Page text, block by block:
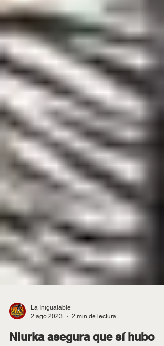
2 ago 2023